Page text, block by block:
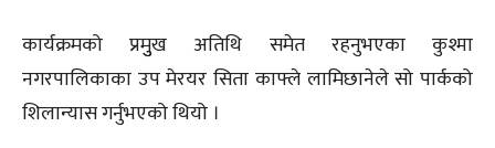
कार्यक्रमको प्रमुुख अतिथि समेत रहनुभएका कुश्मा
नगरपालिकाका उप मेरयर सिता काफ्ले लामिछानेले सो पार्कको
शिलान्यास गर्नुभएको थियो ।